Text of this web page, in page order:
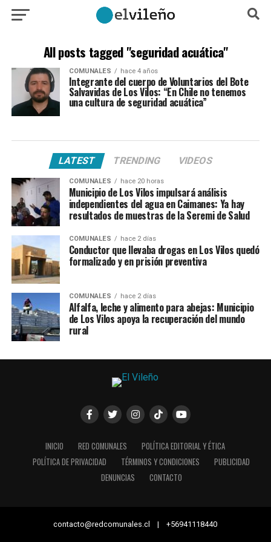
All posts tagged "seguridad acuática"
COMUNALES hace 4 años
Integrante del cuerpo de Voluntarios del Bote
Salvavidas de Los Vilos: “En Chile no tenemos
una cultura de seguridad acuática”
LATEST TRENDING VIDEOS
COMUNALES hace 20 horas
Municipio de Los Vilos impulsará análisis
independientes del agua en Caimanes: Ya hay
resultados de muestras de la Seremi de Salud
COMUNALES hace 2 días
Conductor que llevaba drogas en Los Vilos quedó
formalizado y en prisión preventiva
COMUNALES hace 2 días
Alfalfa, leche y alimento para abejas: Municipio
de Los Vilos apoya la recuperación del mundo
rural
INICIO RED COMUNALES
POLÍTICA EDITORIAL Y ÉTICA
POLÍTICA DE PRIVACIDAD
TÉRMINOS Y CONDICIONES
PUBLICIDAD
DENUNCIAS
CONTACTO
contacto@redcomunales.cl | +56941118440